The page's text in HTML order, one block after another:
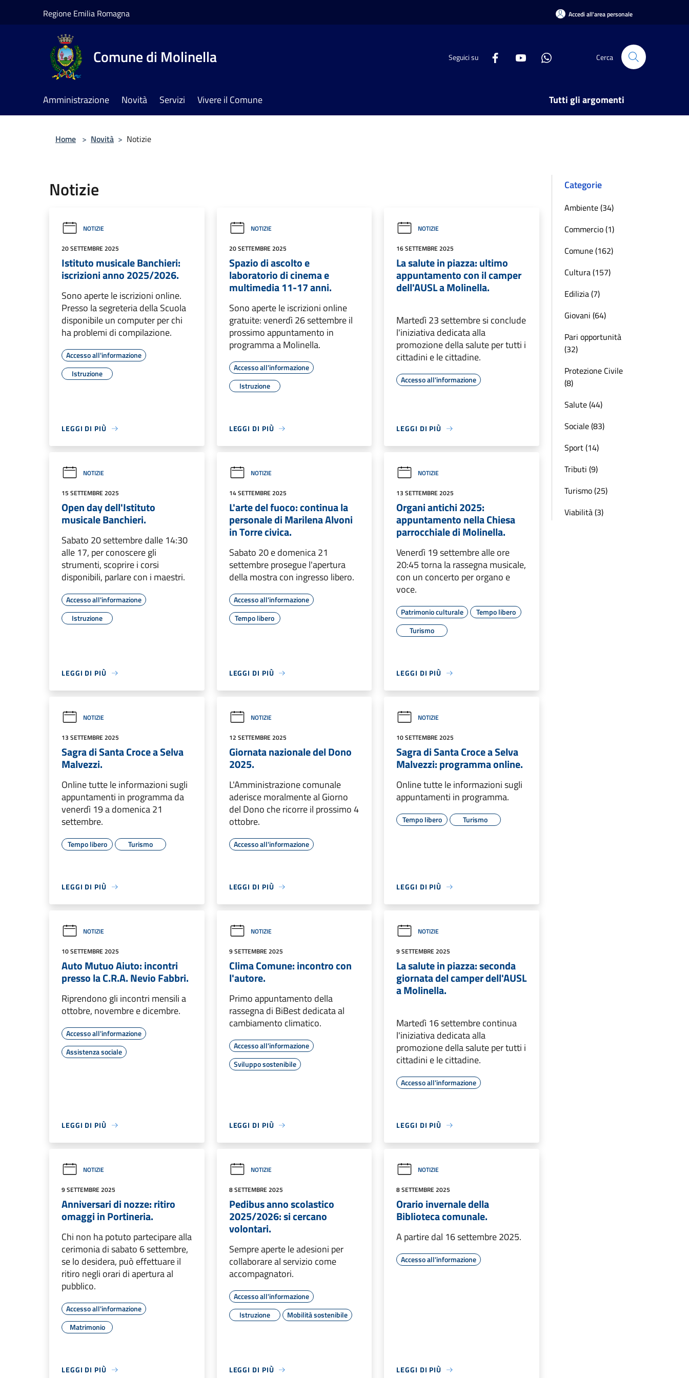
Regione Emilia Romagna Accedi all'area personale
Comune di Molinella Seguici su Cerca
Amministrazione Novità Servizi Vivere il Comune Tutti gli argomenti
Home > Novità > Notizie
Notizie
NOTIZIE
20 SETTEMBRE 2025
Istituto musicale Banchieri:
iscrizioni anno 2025/2026.
Sono aperte le iscrizioni online.
Presso la segreteria della Scuola
disponibile un computer per chi
ha problemi di compilazione.
Accesso all'informazione
Istruzione
LEGGI DI PIÙ
NOTIZIE
20 SETTEMBRE 2025
Spazio di ascolto e
laboratorio di cinema e
multimedia 11-17 anni.
Sono aperte le iscrizioni online
gratuite: venerdì 26 settembre il
prossimo appuntamento in
programma a Molinella.
Accesso all'informazione
Istruzione
LEGGI DI PIÙ
NOTIZIE
16 SETTEMBRE 2025
La salute in piazza: ultimo
appuntamento con il camper
dell'AUSL a Molinella.
Martedì 23 settembre si conclude
l'iniziativa dedicata alla
promozione della salute per tutti i
cittadini e le cittadine.
Accesso all'informazione
LEGGI DI PIÙ
NOTIZIE
15 SETTEMBRE 2025
Open day dell'Istituto
musicale Banchieri.
Sabato 20 settembre dalle 14:30
alle 17, per conoscere gli
strumenti, scoprire i corsi
disponibili, parlare con i maestri.
Accesso all'informazione
Istruzione
LEGGI DI PIÙ
NOTIZIE
14 SETTEMBRE 2025
L'arte del fuoco: continua la
personale di Marilena Alvoni
in Torre civica.
Sabato 20 e domenica 21
settembre prosegue l'apertura
della mostra con ingresso libero.
Accesso all'informazione
Tempo libero
LEGGI DI PIÙ
NOTIZIE
13 SETTEMBRE 2025
Organi antichi 2025:
appuntamento nella Chiesa
parrocchiale di Molinella.
Venerdì 19 settembre alle ore
20:45 torna la rassegna musicale,
con un concerto per organo e
voce.
Patrimonio culturale
Tempo libero
Turismo
LEGGI DI PIÙ
NOTIZIE
13 SETTEMBRE 2025
Sagra di Santa Croce a Selva
Malvezzi.
Online tutte le informazioni sugli
appuntamenti in programma da
venerdì 19 a domenica 21
settembre.
Tempo libero Turismo
LEGGI DI PIÙ
NOTIZIE
12 SETTEMBRE 2025
Giornata nazionale del Dono
2025.
L'Amministrazione comunale
aderisce moralmente al Giorno
del Dono che ricorre il prossimo 4
ottobre.
Accesso all'informazione
LEGGI DI PIÙ
NOTIZIE
10 SETTEMBRE 2025
Sagra di Santa Croce a Selva
Malvezzi: programma online.
Online tutte le informazioni sugli
appuntamenti in programma.
Tempo libero Turismo
LEGGI DI PIÙ
NOTIZIE
10 SETTEMBRE 2025
Auto Mutuo Aiuto: incontri
presso la C.R.A. Nevio Fabbri.
Riprendono gli incontri mensili a
ottobre, novembre e dicembre.
Accesso all'informazione
Assistenza sociale
LEGGI DI PIÙ
NOTIZIE
9 SETTEMBRE 2025
Clima Comune: incontro con
l'autore.
Primo appuntamento della
rassegna di BiBest dedicata al
cambiamento climatico.
Accesso all'informazione
Sviluppo sostenibile
LEGGI DI PIÙ
NOTIZIE
9 SETTEMBRE 2025
La salute in piazza: seconda
giornata del camper dell'AUSL
a Molinella.
Martedì 16 settembre continua
l'iniziativa dedicata alla
promozione della salute per tutti i
cittadini e le cittadine.
Accesso all'informazione
LEGGI DI PIÙ
NOTIZIE
9 SETTEMBRE 2025
Anniversari di nozze: ritiro
omaggi in Portineria.
Chi non ha potuto partecipare alla
cerimonia di sabato 6 settembre,
se lo desidera, può effettuare il
ritiro negli orari di apertura al
pubblico.
Accesso all'informazione
Matrimonio
LEGGI DI PIÙ
NOTIZIE
8 SETTEMBRE 2025
Pedibus anno scolastico
2025/2026: si cercano
volontari.
Sempre aperte le adesioni per
collaborare al servizio come
accompagnatori.
Accesso all'informazione
Istruzione
Mobilità sostenibile
LEGGI DI PIÙ
NOTIZIE
8 SETTEMBRE 2025
Orario invernale della
Biblioteca comunale.
A partire dal 16 settembre 2025.
Accesso all'informazione
LEGGI DI PIÙ
Categorie
Ambiente (34)
Commercio (1)
Comune (162)
Cultura (157)
Edilizia (7)
Giovani (64)
Pari opportunità
(32)
Protezione Civile
(8)
Salute (44)
Sociale (83)
Sport (14)
Tributi (9)
Turismo (25)
Viabilità (3)